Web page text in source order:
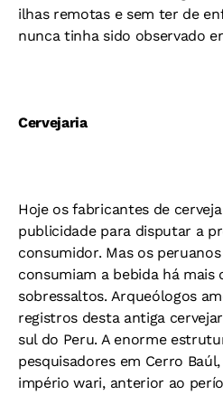
ilhas remotas e sem ter de
nunca tinha sido observado
Cervejaria
Hoje os fabricantes de
publicidade para disputar a
consumidor. Mas os
consumiam a bebida há mais
sobressaltos. Arqueólogos
registros desta antiga
sul do Peru. A enorme
pesquisadores em Cerro
império wari, anterior ao